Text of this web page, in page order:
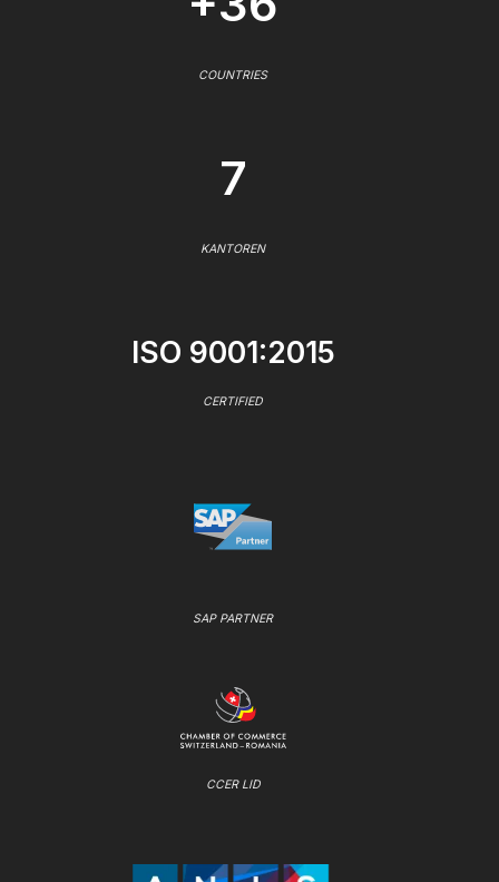
COUNTRIES
7
KANTOREN
ISO 9001:2015
CERTIFIED
SAP PARTNER
CCER LID